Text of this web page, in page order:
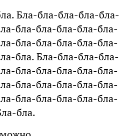
Бла-бла-бла-бла-бла-
бла-бла-бла-бла-бла-
бла-бла-бла-бла-бла-
бла. Бла-бла-бла-бла-
бла-бла-бла-бла-бла-
бла-бла-бла-бла-бла-
бла-бла-бла-бла-бла-
бла.